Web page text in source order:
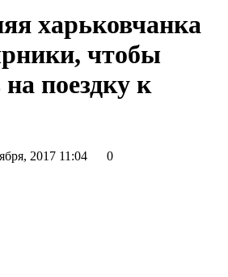
харьковчанка
чтобы
на поездку к
2017 11:04
0